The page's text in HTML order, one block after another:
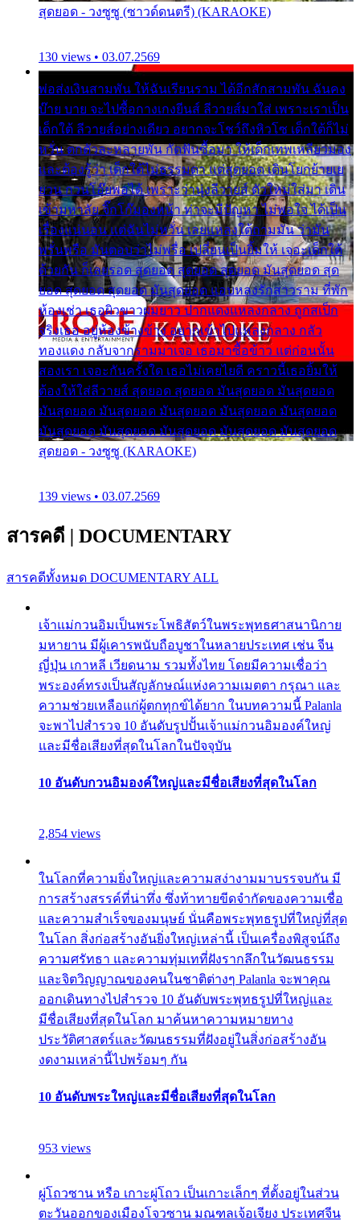
สุดยอด - วงซูซู (ซาวด์ดนตรี) (KARAOKE)
130 views • 03.07.2569
พ่อส่งเงินสามพัน ให้ฉันเรียนราม ได้อีกสักสามพัน ฉันคง
บ๊าย บาย จะไปซื้อกางเกงยีนส์ ลีวายส์มาใส่ เพราะเราเป็น
เด็กใต้ ลีวายส์อย่างเดียว อยากจะโชว์ถึงหิวโซ เด็กใต้ก็ไม่
หวั่น ตกตัวละหลายพัน กัดฟันซื้อมา ให้เด็กเทพเหลียวมอง
และต้องรู้ว่า เด็กใต้ไม่ธรรมดา แต่สุดยอด เดินโยกย้ายเย
ยวน กวนโอ๊ยพอได้ เพราะว่านุ่งลีวายส์ ตัวใหม่ใส่มา เดิน
เข้ามหาลัย จิ๊กโก๊มองหน้า ท่าจะมีปัญหา ไม่พอใจ ได้เป็น
เรื่องแน่นอน แต่ฉันไม่หวั่น เลยแหลงใต้ถามมัน ว่ามัน
พรั่นพรือ มันตอบว่าไม่พรื่อ เปลี่ยนเป็นยิ้มให้ เจอะเด็กใต้
ด้วยกัน ก็เลยรอด สุดยอด สุดยอด สุดยอด มันสุดยอด สุด
ยอด สุดยอด สุดยอด มันสุดยอด แอบหลงรักสาวราม ที่พัก
ห้องเช่า เธอผิวขาวผมยาว ปากแดงแหลงกลาง ถูกสเป็ก
จริงเธอ อยู่ห้องข้างข้าง อยากเข้าไปแหลงกลาง กลัว
ทองแดง กลับจากรามมาเจอ เธอมาซื้อข้าว แต่ก่อนนั้น
สองเรา เจอะกันครั้งใด เธอไม่เคยไยดี คราวนี้เธอยิ้มให้
ต้องให้ใส่ลีวายส์ สุดยอด สุดยอด มันสุดยอด มันสุดยอด
มันสุดยอด มันสุดยอด มันสุดยอด มันสุดยอด มันสุดยอด
มันสุดยอด มันสุดยอด มันสุดยอด มันสุดยอด มันสุดยอด
สุดยอด - วงซูซู (KARAOKE)
139 views • 03.07.2569
สารคดี | DOCUMENTARY
สารคดีทั้งหมด DOCUMENTARY ALL
เจ้าแม่กวนอิมเป็นพระโพธิสัตว์ในพระพุทธศาสนานิกาย
มหายาน มีผู้เคารพนับถือบูชาในหลายประเทศ เช่น จีน
ญี่ปุ่น เกาหลี เวียดนาม รวมทั้งไทย โดยมีความเชื่อว่า
พระองค์ทรงเป็นสัญลักษณ์แห่งความเมตตา กรุณา และ
ความช่วยเหลือแก่ผู้ตกทุกข์ได้ยาก ในบทความนี้ Palanla
จะพาไปสำรวจ 10 อันดับรูปปั้นเจ้าแม่กวนอิมองค์ใหญ่
และมีชื่อเสียงที่สุดในโลกในปัจจุบัน
10 อันดับกวนอิมองค์ใหญ่และมีชื่อเสียงที่สุดในโลก
2,854 views
ในโลกที่ความยิ่งใหญ่และความสง่างามมาบรรจบกัน มี
การสร้างสรรค์ที่น่าทึ่ง ซึ่งท้าทายขีดจำกัดของความเชื่อ
และความสำเร็จของมนุษย์ นั่นคือพระพุทธรูปที่ใหญ่ที่สุด
ในโลก สิ่งก่อสร้างอันยิ่งใหญ่เหล่านี้ เป็นเครื่องพิสูจน์ถึง
ความศรัทธา และความทุ่มเทที่ฝังรากลึกในวัฒนธรรม
และจิตวิญญาณของคนในชาติต่างๆ Palanla จะพาคุณ
ออกเดินทางไปสำรวจ 10 อันดับพระพุทธรูปที่ใหญ่และ
มีชื่อเสียงที่สุดในโลก มาค้นหาความหมายทาง
ประวัติศาสตร์และวัฒนธรรมที่ฝังอยู่ในสิ่งก่อสร้างอัน
งดงามเหล่านี้ไปพร้อมๆ กัน
10 อันดับพระใหญ่และมีชื่อเสียงที่สุดในโลก
953 views
ผู่โถวซาน หรือ เกาะผู่โถว เป็นเกาะเล็กๆ ที่ตั้งอยู่ในส่วน
ตะวันออกของเมืองโจวซาน มณฑลเจ้อเจียง ประเทศจีน